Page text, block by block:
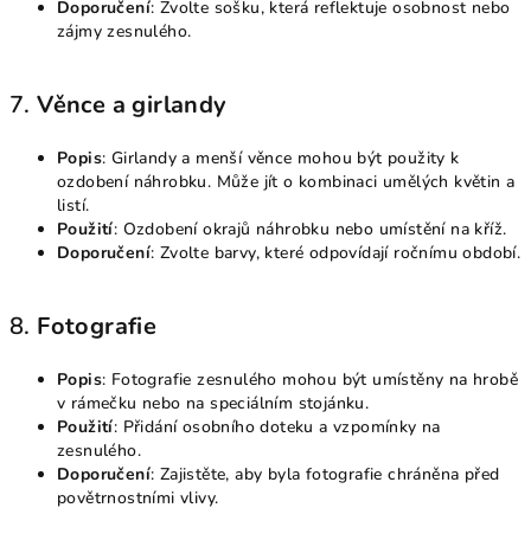
Doporučení: Zvolte sošku, která reflektuje osobnost nebo
zájmy zesnulého.
7.Věnce a girlandy
Popis: Girlandy a menší věnce mohou být použity k
ozdobení náhrobku. Může jít o kombinaci umělých květin a
listí.
Použití: Ozdobení okrajů náhrobku nebo umístění na kříž.
Doporučení: Zvolte barvy, které odpovídají ročnímu období.
8. Fotografie
Popis: Fotografie zesnulého mohou být umístěny na hrobě
v rámečku nebo na speciálním stojánku.
Použití: Přidání osobního doteku a vzpomínky na
zesnulého.
Doporučení: Zajistěte, aby byla fotografie chráněna před
povětrnostními vlivy.